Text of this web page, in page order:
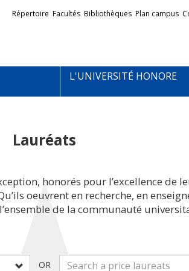
Liens
externes
Répertoire Facultés Bibliothèques Plan campus
L'UNIVERSITÉ HONORE
Lauréats
honorés pour l’excellence de
oeuvrent en recherche, en
de la communauté
OR